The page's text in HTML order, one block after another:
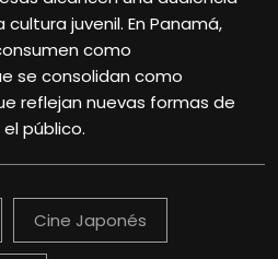
juvenil. En Panamá,
como
se consolidan como
reflejan nuevas formas de
público.
Cine Japonés